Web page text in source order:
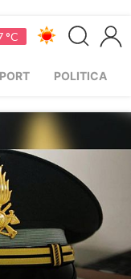
°C
POLITICA